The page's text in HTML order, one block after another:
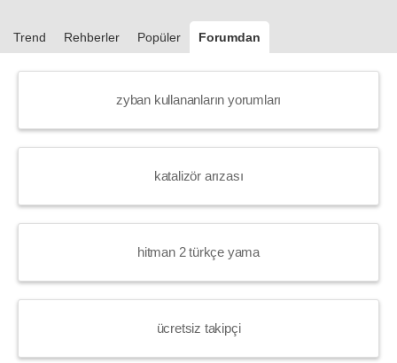
Trend Rehberler Popüler Forumdan
zyban kullananların yorumları
katalizör arızası
hitman 2 türkçe yama
ücretsiz takipçi